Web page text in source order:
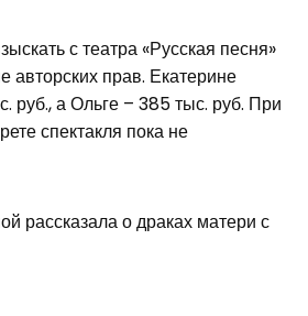
с театра «Русская песня»
авторских прав. Екатерине
руб., а Ольге – 385 тыс. руб. При
спектакля пока не
рассказала о драках матери с